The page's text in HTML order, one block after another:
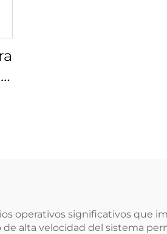
operativos significativos que
alta velocidad del sistema